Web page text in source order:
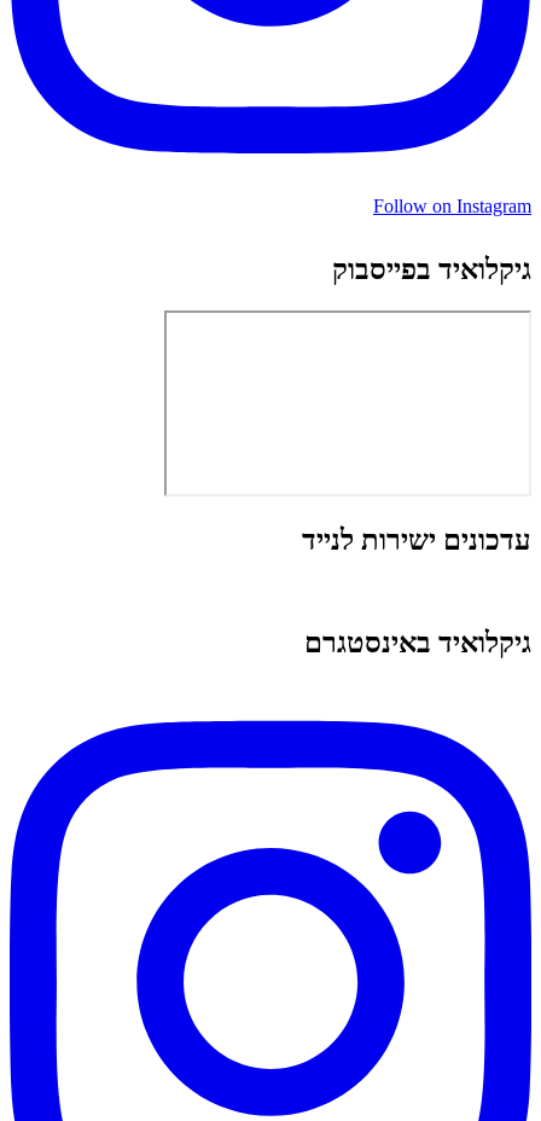
Follow on Instagram
גיקלואיד בפייסבוק
עדכונים ישירות לנייד
גיקלואיד באינסטגרם